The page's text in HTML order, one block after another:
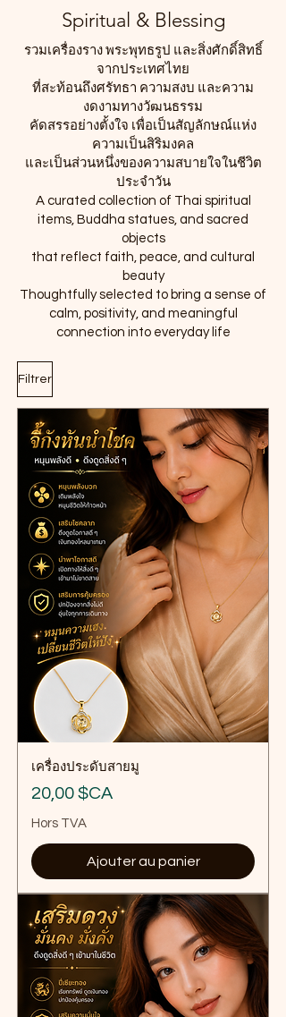
Spiritual & Blessing
รวมเครื่องราง พระพุทธรูป และสิ่งศักดิ์สิทธิ์
จากประเทศไทย
ที่สะท้อนถึงศรัทธา ความสงบ และความ
งดงามทางวัฒนธรรม
คัดสรรอย่างตั้งใจ เพื่อเป็นสัญลักษณ์แห่ง
ความเป็นสิริมงคล
และเป็นส่วนหนึ่งของความสบายใจในชีวิต
ประจำวัน
A curated collection of Thai spiritual
items, Buddha statues, and sacred
objects
that reflect faith, peace, and cultural
beauty
Thoughtfully selected to bring a sense of
calm, positivity, and meaningful
connection into everyday life
Filtrer
เครื่องประดับสายมู
Prix
20,00 $CA
Hors TVA
Ajouter au panier